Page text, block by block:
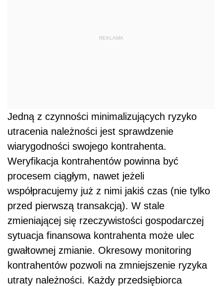
REKLAMA
Jedną z czynności minimalizujących ryzyko
utracenia należności jest sprawdzenie
wiarygodności swojego kontrahenta.
Weryfikacja kontrahentów powinna być
procesem ciągłym, nawet jeżeli
współpracujemy już z nimi jakiś czas (nie tylko
przed pierwszą transakcją). W stale
zmieniającej się rzeczywistości gospodarczej
sytuacja finansowa kontrahenta może ulec
gwałtownej zmianie. Okresowy monitoring
kontrahentów pozwoli na zmniejszenie ryzyka
utraty należności. Każdy przedsiębiorca